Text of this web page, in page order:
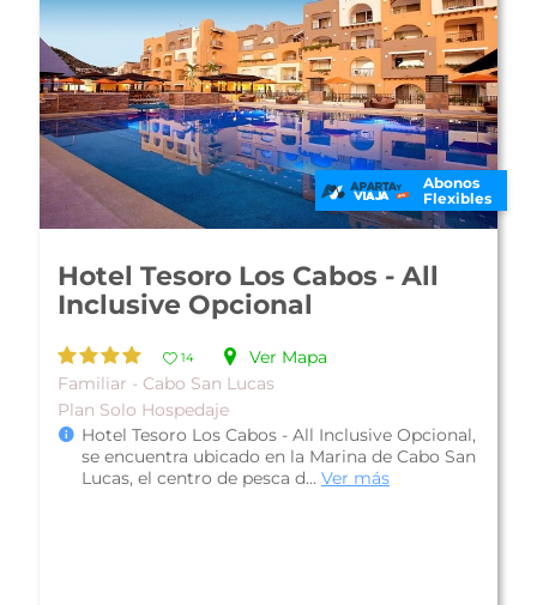
Abonos
Flexibles
Grand Fiesta Americana Los
Cabos All Inclusive Golf and
15
De Lujo - Cabo San Lucas
Plan Solo Hospedaje
El Grand Fiesta Americana Los Cabos All
Inclusive Golf and Spa, es un hotel que se